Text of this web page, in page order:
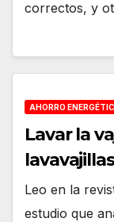
correctos, y
AHORRO
Lavar la
Leo en la
estudio que